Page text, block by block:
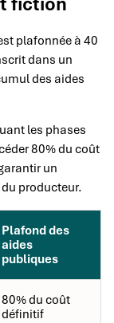
plafonnée à 40
dans un
des aides
les phases
80% du coût
un
producteur.
Plafond des
aides
publiques
80% du coût
définitif